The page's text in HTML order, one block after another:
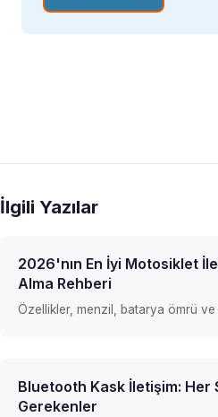
İlgili Yazılar
2026'nın En İyi Motosiklet
Alma Rehberi
Özellikler, menzil, batarya ömrü ve
Bluetooth Kask İletişim: Her
Gerekenler